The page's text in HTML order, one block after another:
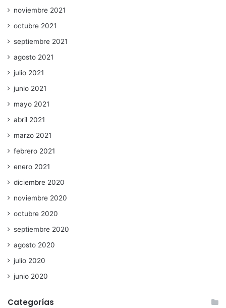
noviembre 2021
octubre 2021
septiembre 2021
agosto 2021
julio 2021
junio 2021
mayo 2021
abril 2021
marzo 2021
febrero 2021
enero 2021
diciembre 2020
noviembre 2020
octubre 2020
septiembre 2020
agosto 2020
julio 2020
junio 2020
Categorías